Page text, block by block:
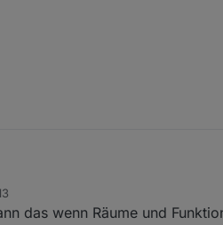
verbracht alle Aliase (habe intern
das wenn Räume und